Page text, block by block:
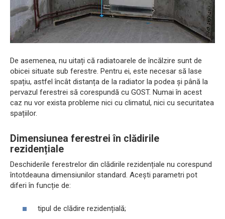
De asemenea, nu uitați că radiatoarele de încălzire sunt de
obicei situate sub ferestre. Pentru ei, este necesar să lase
spațiu, astfel încât distanța de la radiator la podea și până la
pervazul ferestrei să corespundă cu GOST. Numai în acest
caz nu vor exista probleme nici cu climatul, nici cu securitatea
spațiilor.
Dimensiunea ferestrei în clădirile
rezidențiale
Deschiderile ferestrelor din clădirile rezidențiale nu corespund
întotdeauna dimensiunilor standard. Acești parametri pot
diferi în funcție de:
tipul de clădire rezidențială;